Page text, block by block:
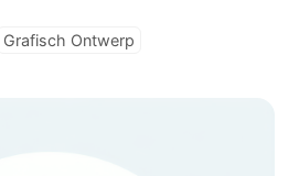
Grafisch Ontwerp